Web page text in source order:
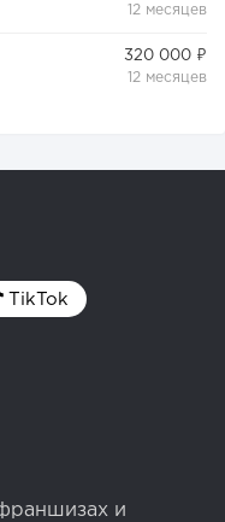
12 месяцев
320 000 ₽
12 месяцев
TikTok
и